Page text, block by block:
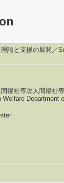
論と支援の展開／
福祉専攻人間福祉
Welfare Department